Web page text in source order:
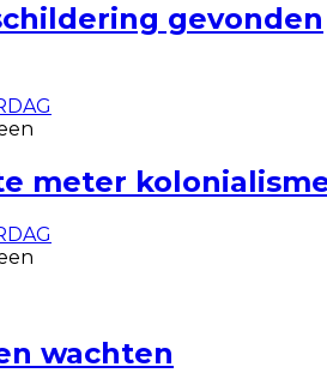
gevonden
meter
wachten